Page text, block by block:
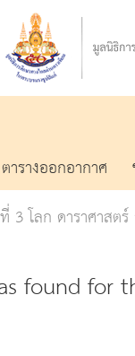
ตารางออกอากาศ
3 โลก ดาราศาสต
found for